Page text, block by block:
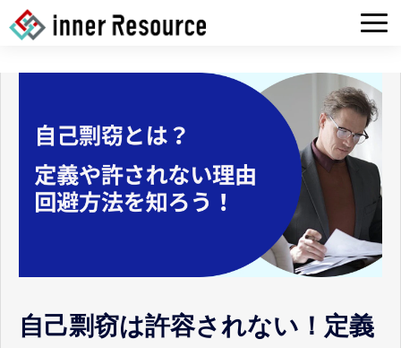
SERVICE
Tech BLOG
RECRUIT
自己剽窃は許容されない！定義